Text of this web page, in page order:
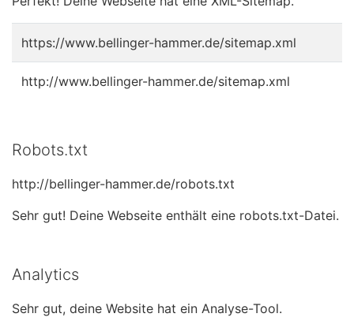
https://www.bellinger-hammer.de/sitemap.xml
http://www.bellinger-hammer.de/sitemap.xml
Robots.txt
http://bellinger-hammer.de/robots.txt
Sehr gut! Deine Webseite enthält eine robots.txt-Datei.
Analytics
Sehr gut, deine Website hat ein Analyse-Tool.